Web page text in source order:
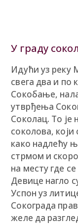
У граду
Идући уз реку
свега два и по
Сокобање,
утврђења
Соколац. То је
соколова,
како надлећу
стрмом и
на месту где
Девице нагло
Успон уз
Сокограда
желе да